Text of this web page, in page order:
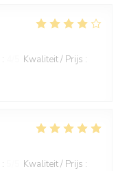
: Kwaliteit / Prijs :
: Kwaliteit / Prijs :